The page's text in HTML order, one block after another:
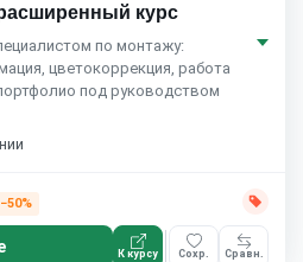
курс
по монтажу:
цветокоррекция, работа
под руководством
−50%
К курсу Сохр. Сравн.